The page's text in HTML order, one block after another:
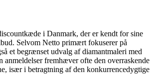
i Danmark, der er kendt for sine
Selvom Netto primært fokuserer på
et begrænset udvalg af diamantmaleri med
anmeldelser fremhæver ofte den overraskende
især i betragtning af den konkurrencedygtige